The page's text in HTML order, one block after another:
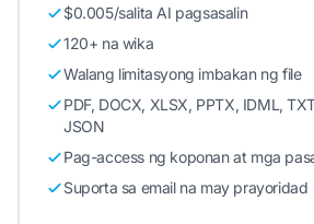
$0.005/salita AI pagsasalin
120+ na wika
Walang limitasyong imbakan ng file
PDF, DOCX, XLSX, PPTX, IDML,
JSON
Pag-access ng koponan at mga
Suporta sa email na may prayoridad